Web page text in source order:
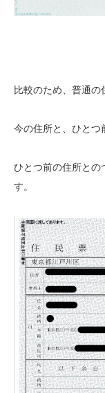
比較のため、普通の
今の住所と、ひとつ
ひとつ前の住所との
す。